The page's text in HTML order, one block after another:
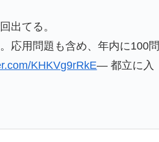
出てる。
応用問題も含め、年内に100問
KHKVg9rRkE— 都立に入